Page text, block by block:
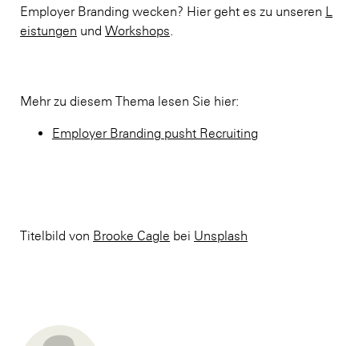
Employer Branding wecken? Hier geht es zu unseren L
eistungen und Workshops
Mehr zu diesem Thema lesen Sie hier:
Employer Branding pusht Recruiting
Titelbild von Brooke Cagle bei Unsplash